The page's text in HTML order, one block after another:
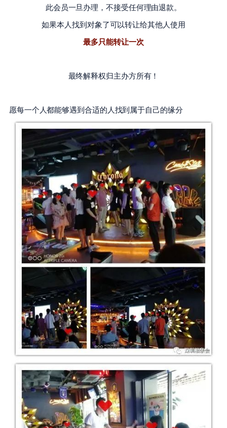
此会员一旦办理，不接受任何理由退款。
如果本人找到对象了可以转让给其他人使用
最多只能转让一次
最终解释权归主办方所有！
愿每一个人都能够遇到合适的人找到属于自己的缘分